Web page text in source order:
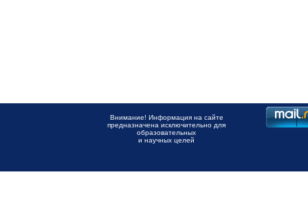
Внимание! Информация на сайте
предназначена исключительно для
образовательных
и научных целей